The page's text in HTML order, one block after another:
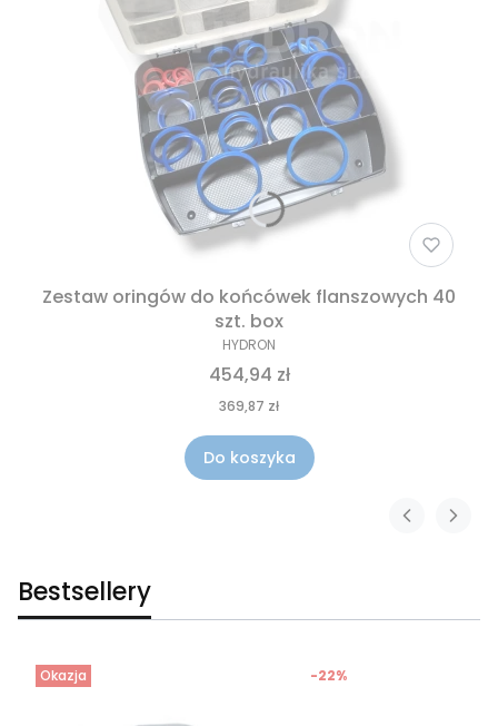
Zestaw oringów do końcówek flanszowych 40
szt. box
HYDRON
454,94 zł
369,87 zł
Do koszyka
Bestsellery
Okazja -22%